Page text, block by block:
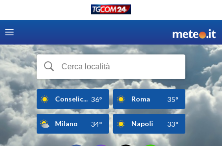
Conselic... 36° Roma 35°
Milano 34° Napoli 33°